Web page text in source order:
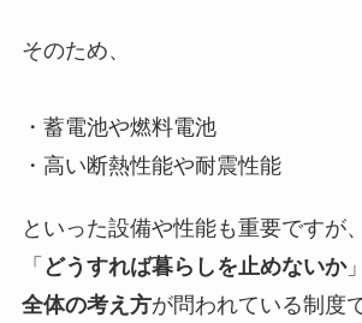
そのため、
・蓄電池や燃料電池
・高い断熱性能や耐震性能
といった設備や性能も重要ですが
「 どうすれば暮らしを止めないか
全体の考え方が問われている制度